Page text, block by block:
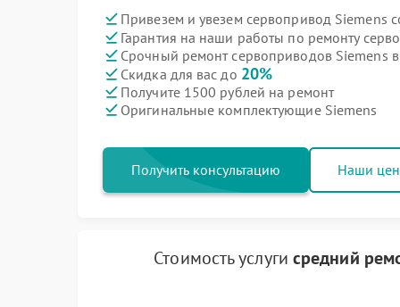
Привезем и увезем сервопривод Siemens
Гарантия на наши работы по ремонту
Срочный ремонт сервоприводов Siemens в
Скидка для вас до 20%
Получите 1500 рублей на ремонт
Оригинальные комплектующие Siemens
Получить консультацию Наши
Стоимость услуги средний